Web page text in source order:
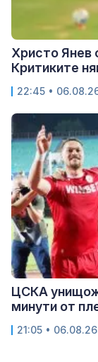
Христо Янев
Критиките
22:45 •
ЦСКА
минути от
21:05 • 06.08.26